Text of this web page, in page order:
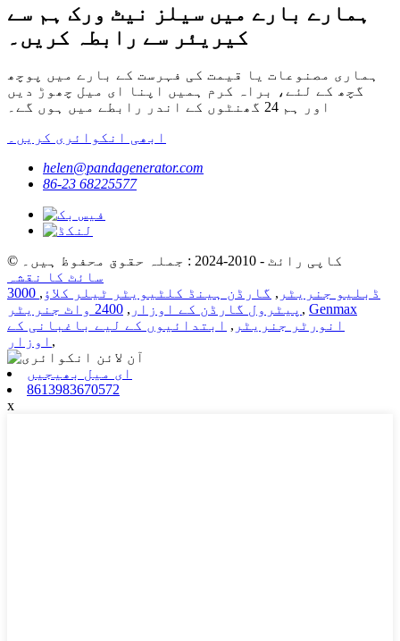
ہمارے بارے میں سیلز نیٹ ورک ہم سے
کیریئر سے رابطہ کریں۔
ہماری مصنوعات یا قیمت کی فہرست کے بارے میں پوچھ
گچھ کے لئے، براہ کرم ہمیں اپنا ای میل چھوڑ دیں
اور ہم 24 گھنٹوں کے اندر رابطے میں ہوں گے۔
ابھی انکوائری کریں۔
helen@pandagenerator.com
86-23 68225577
© کاپی رائٹ - 2010-2024 : جملہ حقوق محفوظ ہیں۔
سائٹ کا نقشہ
3000 ڈبلیو جنریٹر , گارڈن ہینڈ کلٹیویٹر ٹیلر کلاؤ ,
پیٹرول گارڈن کے اوزار , 2400 واٹ جنریٹر , Genmax
انورٹر جنریٹر , ابتدائیوں کے لیے باغبانی کے
اوزار ,
ای میل بھیجیں
8613983670572
x